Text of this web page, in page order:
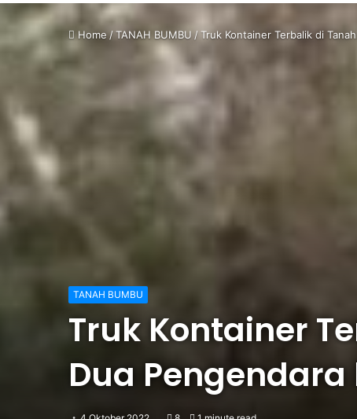
Home/TANAH BUMBU/Truk Kontainer Terbalik di
TANAH BUMBU
Truk Kontainer
Dua